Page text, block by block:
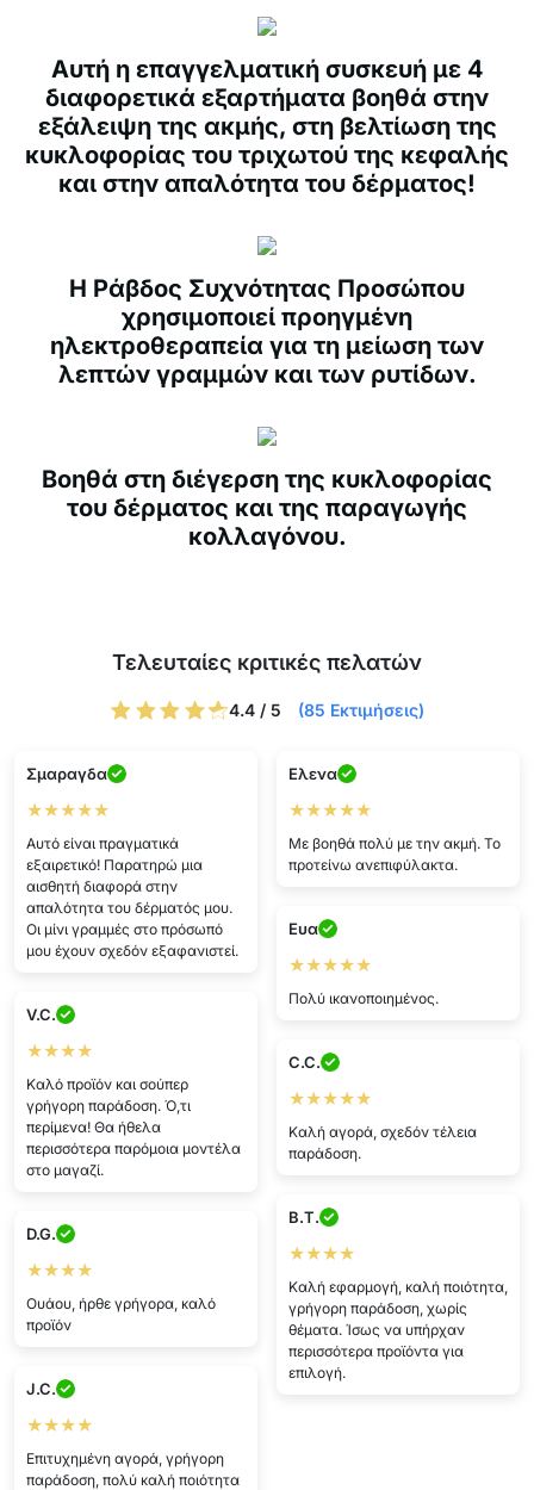
Αυτή η επαγγελματική συσκευή με 4
διαφορετικά εξαρτήματα βοηθά στην
εξάλειψη της ακμής, στη βελτίωση της
κυκλοφορίας του τριχωτού της κεφαλής
και στην απαλότητα του δέρματος!
Η Ράβδος Συχνότητας Προσώπου
χρησιμοποιεί προηγμένη
ηλεκτροθεραπεία για τη μείωση των
λεπτών γραμμών και των ρυτίδων.
Βοηθά στη διέγερση της κυκλοφορίας
του δέρματος και της παραγωγής
κολλαγόνου.
Τελευταίες κριτικές πελατών
4.4 / 5 (85 Εκτιμήσεις)
Σμαραγδα
★★★★★
Αυτό είναι πραγματικά
εξαιρετικό! Παρατηρώ μια
αισθητή διαφορά στην
απαλότητα του δέρματός μου.
Οι μίνι γραμμές στο πρόσωπό
μου έχουν σχεδόν εξαφανιστεί.
Ελενα
★★★★★
Με βοηθά πολύ με την ακμή. Το
προτείνω ανεπιφύλακτα.
Ευα
★★★★★
Πολύ ικανοποιημένος.
V.C.
★★★★
Καλό προϊόν και σούπερ
γρήγορη παράδοση. Ό,τι
περίμενα! Θα ήθελα
περισσότερα παρόμοια μοντέλα
στο μαγαζί.
C.C.
★★★★★
Καλή αγορά, σχεδόν τέλεια
παράδοση.
B.T.
★★★★
Καλή εφαρμογή, καλή ποιότητα,
γρήγορη παράδοση, χωρίς
θέματα. Ίσως να υπήρχαν
περισσότερα προϊόντα για
επιλογή.
D.G.
★★★★
Ουάου, ήρθε γρήγορα, καλό
προϊόν
J.C.
★★★★
Επιτυχημένη αγορά, γρήγορη
παράδοση, πολύ καλή ποιότητα